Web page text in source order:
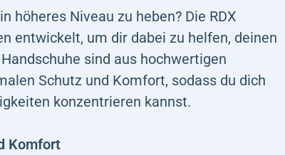
höheres Niveau zu heben? Die RDX
entwickelt, um dir dabei zu helfen, deinen
sind aus hochwertigen
Schutz und Komfort, sodass du dich
konzentrieren kannst.
Komfort